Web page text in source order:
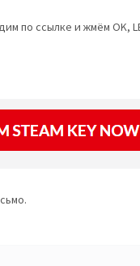
ссылке и жмём OK,